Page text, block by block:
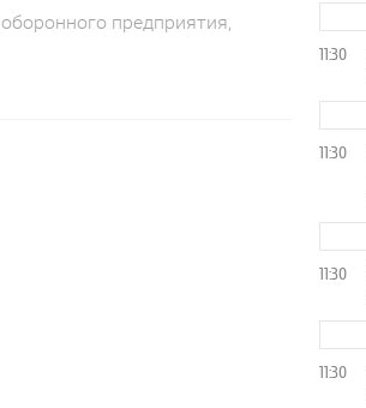
оборонного предприятия,
11:30
11:30
11:30
11:30